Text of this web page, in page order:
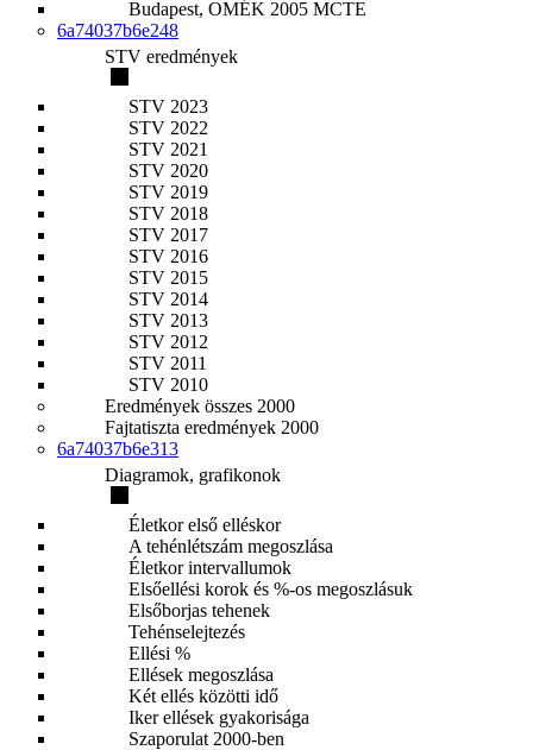
Budapest, OMÉK 2005 MCTE
6a74037b6e248
STV eredmények
STV 2023
STV 2022
STV 2021
STV 2020
STV 2019
STV 2018
STV 2017
STV 2016
STV 2015
STV 2014
STV 2013
STV 2012
STV 2011
STV 2010
Eredmények összes 2000
Fajtatiszta eredmények 2000
6a74037b6e313
Diagramok, grafikonok
Életkor első elléskor
A tehénlétszám megoszlása
Életkor intervallumok
Elsőellési korok és %-os megoszlásuk
Elsőborjas tehenek
Tehénselejtezés
Ellési %
Ellések megoszlása
Két ellés közötti idő
Iker ellések gyakorisága
Szaporulat 2000-ben